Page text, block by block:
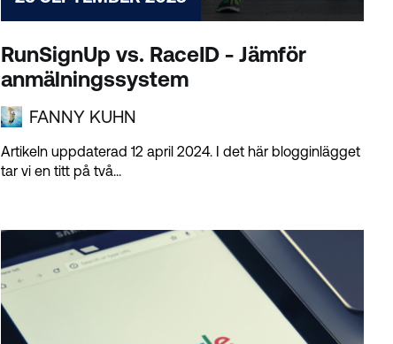
RunSignUp vs. RaceID - Jämför
anmälningssystem
FANNY KUHN
Artikeln uppdaterad 12 april 2024. I det här blogginlägget
tar vi en titt på två...